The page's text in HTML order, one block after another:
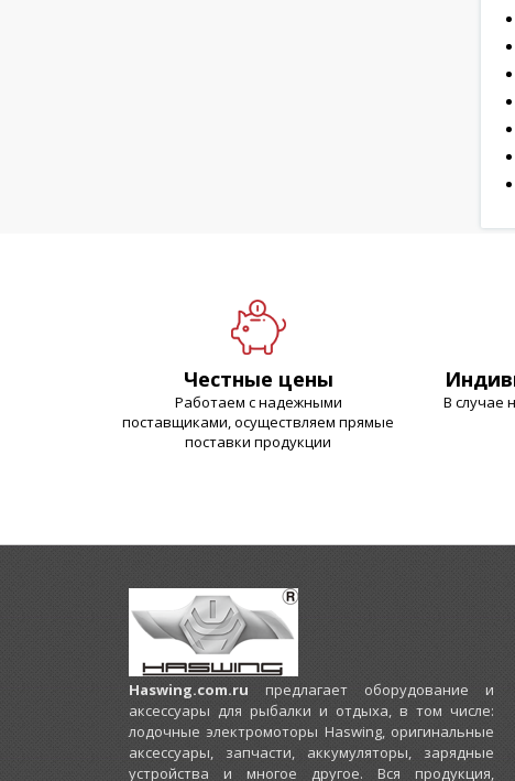
Честные цены
Работаем с надежными
поставщиками, осуществляем прямые
поставки продукции
В случае
Haswing.com.ru предлагает оборудование и
аксессуары для рыбалки и отдыха, в том числе:
лодочные электромоторы Haswing, оригинальные
аксессуары, запчасти, аккумуляторы, зарядные
устройства и многое другое. Вся продукция,